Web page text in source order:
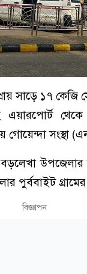
সাড়ে ১৭
গোয়েন্দা সংস্থা
পুর্ববাইট
বিজ্ঞাপন